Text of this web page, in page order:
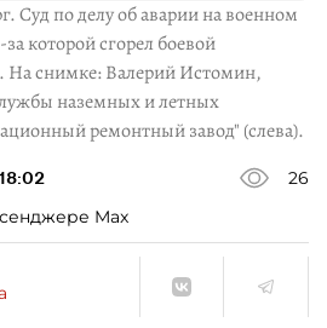
Суд по делу об аварии на военном
которой сгорел боевой
На снимке: Валерий Истомин,
наземных и летных
ремонтный завод" (слева).
18:02
26
Max